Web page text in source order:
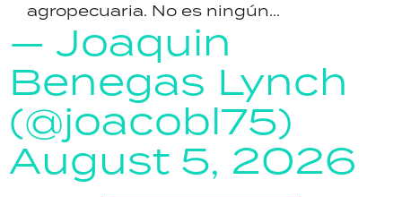
agropecuaria. No es ningún...
— Joaquin
Benegas Lynch
(@joacobl75)
August 5, 2026